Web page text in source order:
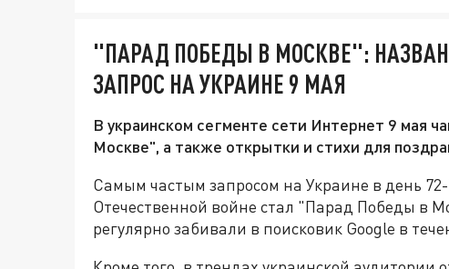
"ПАРАД ПОБЕДЫ В МОСКВЕ":
ЗАПРОС НА УКРАИНЕ 9 МАЯ
В украинском сегменте сети Интернет 9 мая
Москве", а также открытки и стихи для
Самым частым запросом на Украине в день
Отечественной войне стал "Парад Победы в
регулярно забивали в поисковик Google в